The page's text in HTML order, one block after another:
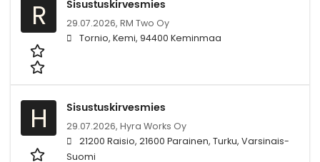
R Sisustuskirvesmies
29.07.2026, RM Two Oy
Tornio, Kemi, 94400 Keminmaa
H Sisustuskirvesmies
29.07.2026, Hyra Works Oy
21200 Raisio, 21600 Parainen, Turku, Varsinais-
Suomi